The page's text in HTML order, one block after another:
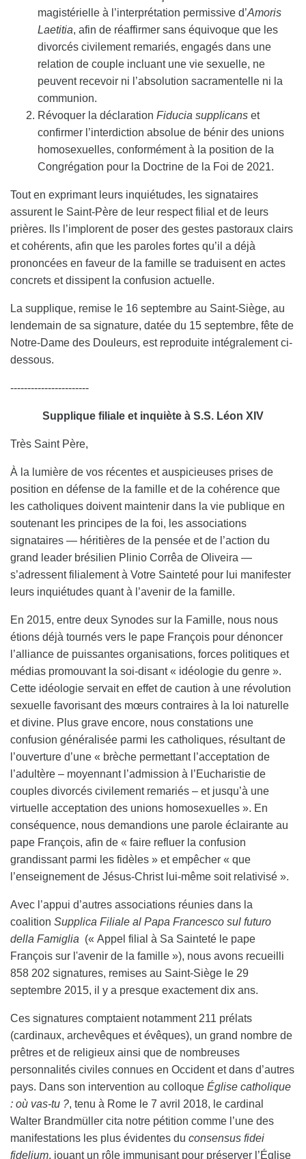
magistérielle à l’interprétation permissive d’Amoris
Laetitia, afin de réaffirmer sans équivoque que les
divorcés civilement remariés, engagés dans une
relation de couple incluant une vie sexuelle, ne
peuvent recevoir ni l’absolution sacramentelle ni la
communion.
Révoquer la déclaration Fiducia supplicans et
confirmer l’interdiction absolue de bénir des unions
homosexuelles, conformément à la position de la
Congrégation pour la Doctrine de la Foi de 2021.
Tout en exprimant leurs inquiétudes, les signataires
assurent le Saint-Père de leur respect filial et de leurs
prières. Ils l’implorent de poser des gestes pastoraux clairs
et cohérents, afin que les paroles fortes qu’il a déjà
prononcées en faveur de la famille se traduisent en actes
concrets et dissipent la confusion actuelle.
La supplique, remise le 16 septembre au Saint-Siège, au
lendemain de sa signature, datée du 15 septembre, fête de
Notre-Dame des Douleurs, est reproduite intégralement ci-
dessous.
-----------------------
Supplique filiale et inquiète à S.S. Léon XIV
Très Saint Père,
À la lumière de vos récentes et auspicieuses prises de
position en défense de la famille et de la cohérence que
les catholiques doivent maintenir dans la vie publique en
soutenant les principes de la foi, les associations
signataires — héritières de la pensée et de l’action du
grand leader brésilien Plinio Corrêa de Oliveira —
s’adressent filialement à Votre Sainteté pour lui manifester
leurs inquiétudes quant à l’avenir de la famille.
En 2015, entre deux Synodes sur la Famille, nous nous
étions déjà tournés vers le pape François pour dénoncer
l’alliance de puissantes organisations, forces politiques et
médias promouvant la soi-disant « idéologie du genre ».
Cette idéologie servait en effet de caution à une révolution
sexuelle favorisant des mœurs contraires à la loi naturelle
et divine. Plus grave encore, nous constations une
confusion généralisée parmi les catholiques, résultant de
l’ouverture d’une « brèche permettant l’acceptation de
l’adultère – moyennant l’admission à l’Eucharistie de
couples divorcés civilement remariés – et jusqu’à une
virtuelle acceptation des unions homosexuelles ». En
conséquence, nous demandions une parole éclairante au
pape François, afin de « faire refluer la confusion
grandissant parmi les fidèles » et empêcher « que
l’enseignement de Jésus-Christ lui-même soit relativisé ».
Avec l’appui d’autres associations réunies dans la
coalition Supplica Filiale al Papa Francesco sul futuro
della Famiglia (« Appel filial à Sa Sainteté le pape
François sur l'avenir de la famille »), nous avons recueilli
858 202 signatures, remises au Saint-Siège le 29
septembre 2015, il y a presque exactement dix ans.
Ces signatures comptaient notamment 211 prélats
(cardinaux, archevêques et évêques), un grand nombre de
prêtres et de religieux ainsi que de nombreuses
personnalités civiles connues en Occident et dans d’autres
pays. Dans son intervention au colloque Église catholique
: où vas-tu ?, tenu à Rome le 7 avril 2018, le cardinal
Walter Brandmüller cita notre pétition comme l’une des
manifestations les plus évidentes du consensus fidei
fidelium, jouant un rôle immunisant pour préserver l’Église